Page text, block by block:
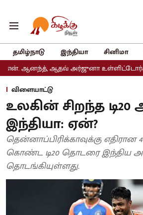
தமிழ்நாடு இந்தியா சினிமா
அர்ஜுனா உள்ளிட்டோர்க்கு முக்கிய
விளையாட்டு
உலகின் சிறந்த
இந்தியா: ஏன்?
தென்னாப்பிரிக்காவுக்கு
கொண்ட டி20 தொடரை இந்திய
தொடங்கியுள்ளது.